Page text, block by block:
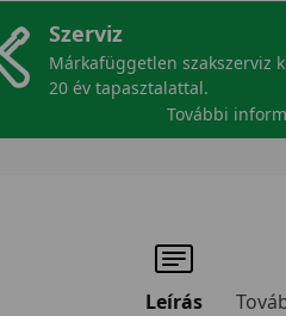
Szerviz
Márkafüggetlen szakszerviz
20 év tapasztalattal.
További
Leírás